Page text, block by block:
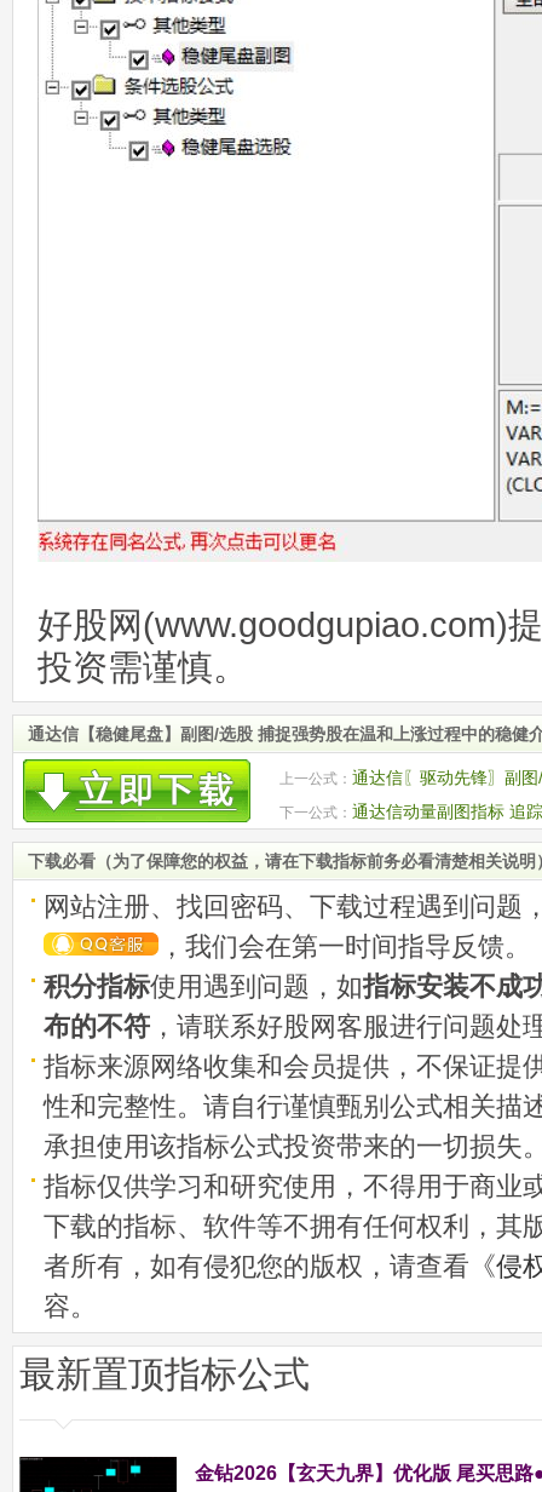
好股网(www.goodgupiao.com)
投资需谨慎。
通达信【稳健尾盘】副图/选股 捕捉强势股在温和上涨过程中的稳健
上一公式： 通达信〖驱动先锋〗副
号 源码
下一公式： 通达信动量副图指标 追
力资金的流入情况
下载必看（为了保障您的权益，请在下载指标前务必看清楚相关说明
网站注册、找回密码、下载过程遇到问题
，我们会在第一时间指导反馈。
积分指标使用遇到问题，如指标安装不成
布的不符 ，请联系好股网客服进行问题处
指标来源网络收集和会员提供，不保证提
性和完整性。请自行谨慎甄别公式相关描
承担使用该指标公式投资带来的一切损失
指标仅供学习和研究使用，不得用于商业
下载的指标、软件等不拥有任何权利，其
者所有，如有侵犯您的版权，请查看《侵
容。
最新置顶指标公式
金钻2026【玄天九界】优化版 尾买思